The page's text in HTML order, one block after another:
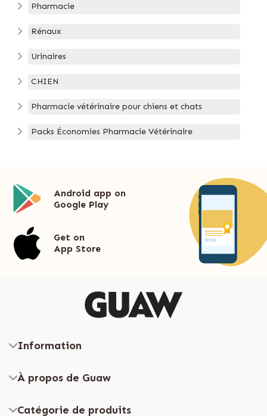
Pharmacie
Rénaux
Urinaires
CHIEN
Pharmacie vétérinaire pour chiens et chats
Packs Économies Pharmacie Vétérinaire
Android app on
Google Play
Get on
App Store
Information
À propos de Guaw
Catégorie de produits